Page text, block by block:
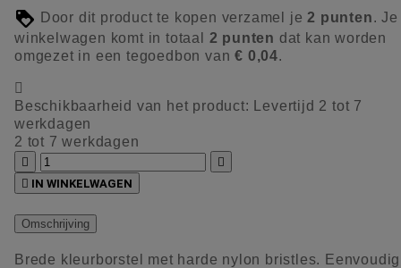
Door dit product te kopen verzamel je2 punten. Je
winkelwagen komt in totaal 2 punten dat kan worden
omgezet in een tegoedbon van€ 0,04.

Beschikbaarheid van het product:
Levertijd 2 tot 7
werkdagen
2 tot 7 werkdagen


 IN WINKELWAGEN
Omschrijving
Brede kleurborstel met harde nylon bristles. Eenvoudig